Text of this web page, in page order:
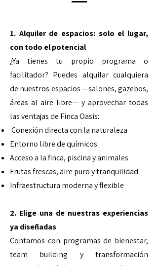
1. Alquiler de espacios: solo el lugar,
con todo el potencial
¿Ya tienes tu propio programa o
facilitador? Puedes alquilar cualquiera
de nuestros espacios —salones, gazebos,
áreas al aire libre— y aprovechar todas
las ventajas de Finca Oasis:
Conexión directa con la naturaleza
Entorno libre de químicos
Acceso a la finca, piscina y animales
Frutas frescas, aire puro y tranquilidad
Infraestructura moderna y flexible
2. Elige una de nuestras experiencias
ya diseñadas
Contamos con programas de bienestar,
team building y transformación